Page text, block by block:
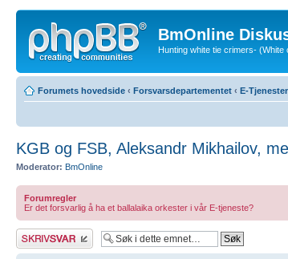
BmOnline
Hunting white tie crimers- (White
Forumets hovedside ‹ Forsvarsdepartementet ‹ E-
KGB og FSB, Aleksandr Mikhailov,
Moderator: BmOnline
Forumregler
Er det forsvarlig å ha et ballalaika orkester i vår E-tjeneste?
Skriv et svar